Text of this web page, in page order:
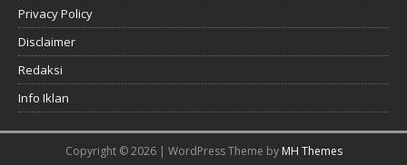
Privacy Policy
Disclaimer
Redaksi
Info Iklan
Copyright © 2026 | WordPress Theme by MH Themes